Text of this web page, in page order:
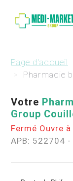
Page d'accueil
Pharmacie
Votre
Group
Fermé Ouvre
APB: 522704 -